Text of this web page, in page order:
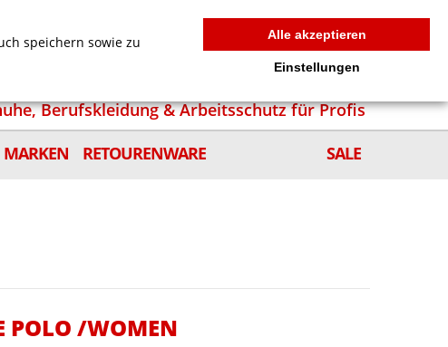
MEIN WARENKORB 0
Berufskleidung & Arbeitsschutz für Profis
MARKEN RETOURENWARE SALE
POLO /WOMEN
speichern sowie zu
Alle akzeptieren
Einstellungen